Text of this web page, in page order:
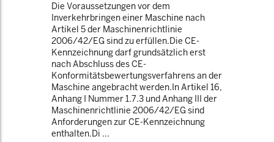
Die Voraussetzungen vor dem
Inverkehrbringen einer Maschine nach
Artikel 5 der Maschinenrichtlinie
2006/42/EG sind zu erfüllen.Die CE-
Kennzeichnung darf grundsätzlich erst
nach Abschluss des CE-
Konformitätsbewertungsverfahrens an der
Maschine angebracht werden.In Artikel 16,
Anhang I Nummer 1.7.3 und Anhang III der
Maschinenrichtlinie 2006/42/EG sind
Anforderungen zur CE-Kennzeichnung
enthalten.Di ...